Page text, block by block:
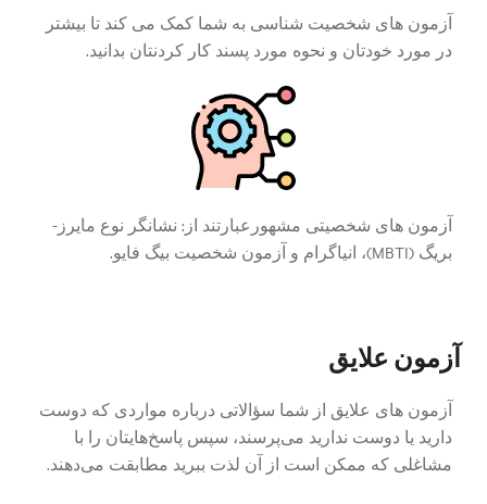
آزمون های شخصیت شناسی به شما کمک می کند تا بیشتر
در مورد خودتان و نحوه مورد پسند کار کردنتان بدانید.
آزمون های شخصیتی مشهورعبارتند از: نشانگر نوع مایرز-
بریگ (MBTI)، انیاگرام و آزمون شخصیت بیگ فایو.
آزمون علایق
آزمون های علایق از شما سؤالاتی درباره مواردی که دوست
دارید یا دوست ندارید می‌پرسند، سپس پاسخ‌هایتان را با
مشاغلی که ممکن است از آن لذت ببرید مطابقت می‌دهند.